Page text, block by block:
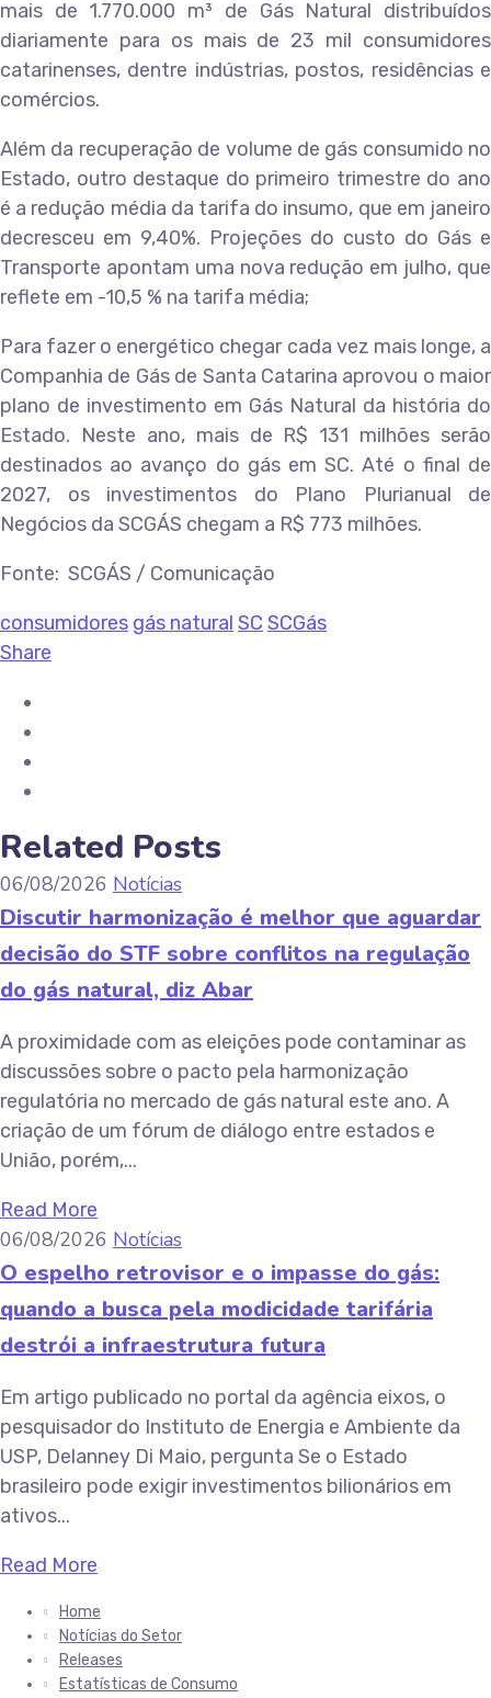
mais de 1.770.000 m³ de Gás Natural distribuídos
diariamente para os mais de 23 mil consumidores
catarinenses, dentre indústrias, postos, residências e
comércios.
Além da recuperação de volume de gás consumido no
Estado, outro destaque do primeiro trimestre do ano
é a redução média da tarifa do insumo, que em janeiro
decresceu em 9,40%. Projeções do custo do Gás e
Transporte apontam uma nova redução em julho, que
reflete em -10,5 % na tarifa média;
Para fazer o energético chegar cada vez mais longe, a
Companhia de Gás de Santa Catarina aprovou o maior
plano de investimento em Gás Natural da história do
Estado. Neste ano, mais de R$ 131 milhões serão
destinados ao avanço do gás em SC. Até o final de
2027, os investimentos do Plano Plurianual de
Negócios da SCGÁS chegam a R$ 773 milhões.
Fonte: SCGÁS / Comunicação
consumidores gás natural SC SCGás
Share
Related Posts
06/08/2026 Notícias
Discutir harmonização é melhor que aguardar
decisão do STF sobre conflitos na regulação
do gás natural, diz Abar
A proximidade com as eleições pode contaminar as
discussões sobre o pacto pela harmonização
regulatória no mercado de gás natural este ano. A
criação de um fórum de diálogo entre estados e
União, porém,...
Read More
06/08/2026 Notícias
O espelho retrovisor e o impasse do gás:
quando a busca pela modicidade tarifária
destrói a infraestrutura futura
Em artigo publicado no portal da agência eixos, o
pesquisador do Instituto de Energia e Ambiente da
USP, Delanney Di Maio, pergunta Se o Estado
brasileiro pode exigir investimentos bilionários em
ativos...
Read More
Home
Notícias do Setor
Releases
Estatísticas de Consumo